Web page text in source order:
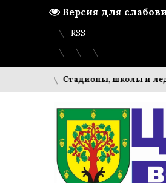
Версия для
Вход Регистрация
RSS
Стадионы, школы и